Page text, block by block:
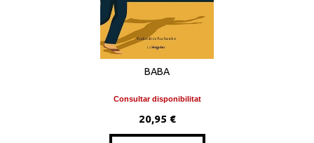
BABA
Consultar disponibilitat
20,95 €